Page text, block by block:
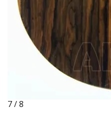
7 / 8